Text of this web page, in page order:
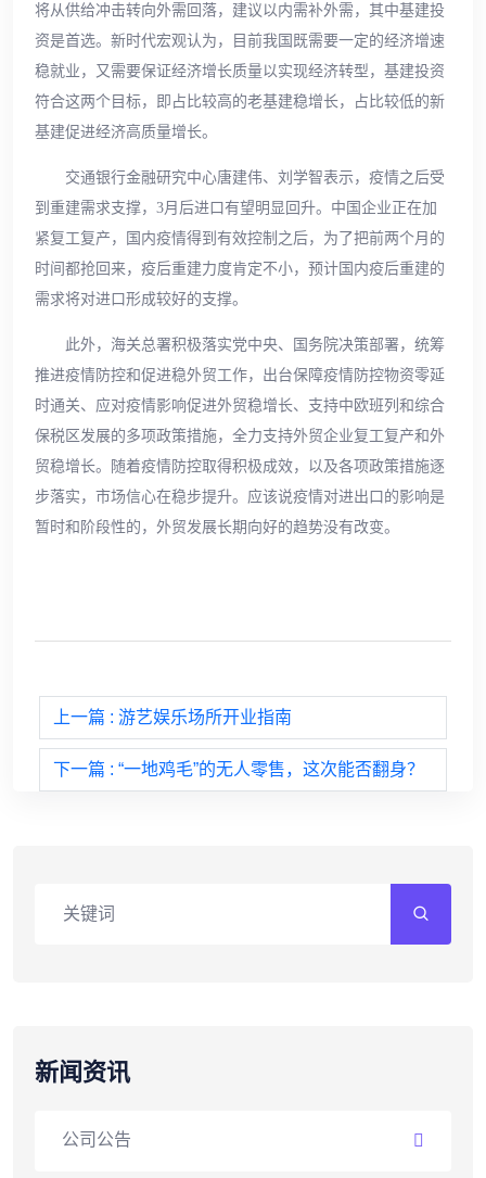
将从供给冲击转向外需回落，建议以内需补外需，其中基建投
资是首选。新时代宏观认为，目前我国既需要一定的经济增速
稳就业，又需要保证经济增长质量以实现经济转型，基建投资
符合这两个目标，即占比较高的老基建稳增长，占比较低的新
基建促进经济高质量增长。
交通银行金融研究中心唐建伟、刘学智表示，疫情之后受
到重建需求支撑，3月后进口有望明显回升。中国企业正在加
紧复工复产，国内疫情得到有效控制之后，为了把前两个月的
时间都抢回来，疫后重建力度肯定不小，预计国内疫后重建的
需求将对进口形成较好的支撑。
此外，海关总署积极落实党中央、国务院决策部署，统筹
推进疫情防控和促进稳外贸工作，出台保障疫情防控物资零延
时通关、应对疫情影响促进外贸稳增长、支持中欧班列和综合
保税区发展的多项政策措施，全力支持外贸企业复工复产和外
贸稳增长。随着疫情防控取得积极成效，以及各项政策措施逐
步落实，市场信心在稳步提升。应该说疫情对进出口的影响是
暂时和阶段性的，外贸发展长期向好的趋势没有改变。
上一篇 : 游艺娱乐场所开业指南
下一篇 : “一地鸡毛”的无人零售，这次能否翻身？
新闻资讯
公司公告